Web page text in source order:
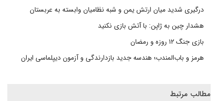
درگیری شدید میان ارتش یمن و شبه نظامیان وابسته به عربستان
هشدار چین به ژاپن: با آتش بازی نکنید
بازی جنگ ۱۲ روزه و رمضان
هرمز و باب‌المندب؛ هندسه جدید بازدارندگی و آزمون دیپلماسی ایران
مطالب مرتبط